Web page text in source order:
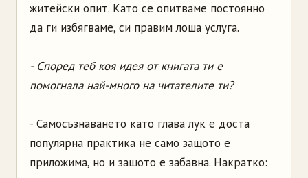
житейски опит. Като се опитваме постоянно
да ги избягваме, си правим лоша услуга.
- Според теб коя идея от книгата ти е
помогнала най-много на читателите ти?
- Самосъзнаването като глава лук е доста
популярна практика не само защото е
приложима, но и защото е забавна. Накратко: